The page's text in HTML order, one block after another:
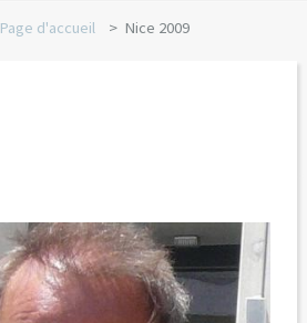
Page d'accueil Nice 2009